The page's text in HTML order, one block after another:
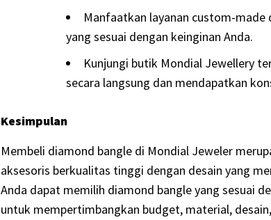
Manfaatkan layanan custom-
yang sesuai dengan keinginan Anda.
Kunjungi butik Mondial Jewellery
secara langsung dan mendapatkan
Kesimpulan
Membeli diamond bangle di Mondial Jeweler
aksesoris berkualitas tinggi dengan desain yang
Anda dapat memilih diamond bangle yang sesuai
untuk mempertimbangkan budget, material,